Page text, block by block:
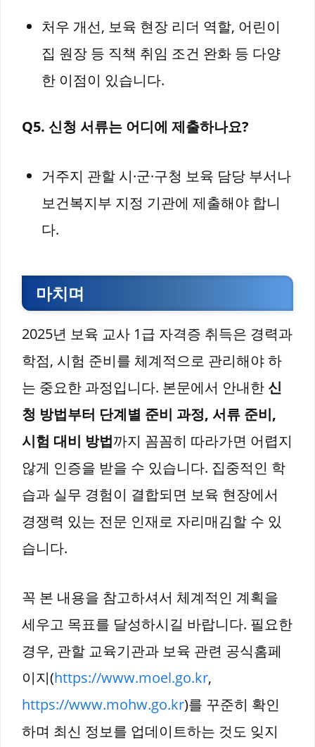
처우 개선, 보육 현장 리더 역할, 어린이
집 원장 등 직책 취임 조건 완화 등 다양
한 이점이 있습니다.
Q5. 신청 서류는 어디에 제출하나요?
거주지 관할 시·군·구청 보육 담당 부서나
보건복지부 지정 기관에 제출해야 합니
다.
마치며
2025년 보육 교사 1급 자격증 취득은 경력과
학점, 시험 준비를 체계적으로 관리해야 하
는 중요한 과정입니다. 본문에서 안내한 신
청 방법부터 단계별 준비 과정, 서류 준비,
시험 대비 방법까지 꼼꼼히 따라가면 어렵지
않게 인증을 받을 수 있습니다. 집중적인 학
습과 실무 경험이 결합되면 보육 현장에서
경쟁력 있는 전문 인재로 자리매김할 수 있
습니다.
꼭 본 내용을 참고하셔서 체계적인 계획을
세우고 목표를 달성하시길 바랍니다. 필요한
경우, 관할 교육기관과 보육 관련 공식홈페
이지(https://www.moel.go.kr,
https://www.mohw.go.kr)를 꾸준히 확인
하며 최신 정보를 업데이트하는 것도 잊지